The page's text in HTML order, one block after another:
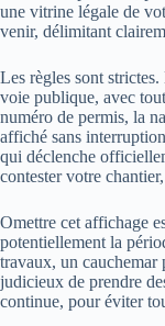
une vitrine légale de
venir, délimitant
Les règles sont
voie publique, avec
numéro de permis, la
affiché sans
qui déclenche
contester votre
Omettre cet affichage
potentiellement la
travaux, un cauchemar
judicieux de prendre
continue, pour éviter